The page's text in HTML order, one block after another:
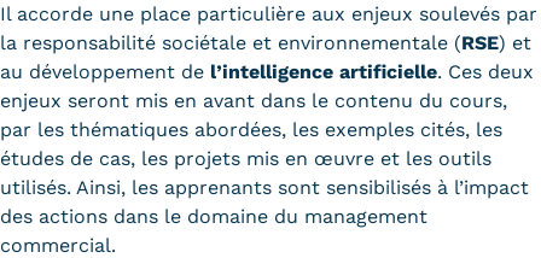
Alternance
Enseignement à distance
Validation des Acquis de
l'Expérience (VAE)
Validation des études
Il accorde une place particulière aux enjeux soulevés par
la responsabilité sociétale et environnementale (RSE) et
au développement de l’intelligence artificielle. Ces deux
enjeux seront mis en avant dans le contenu du cours,
par les thématiques abordées, les exemples cités, les
études de cas, les projets mis en œuvre et les outils
utilisés. Ainsi, les apprenants sont sensibilisés à l’impact
des actions dans le domaine du management
commercial.